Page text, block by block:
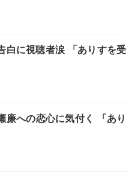
白に視聴者涙 「ありすを
廉への恋心に気付く 「あ